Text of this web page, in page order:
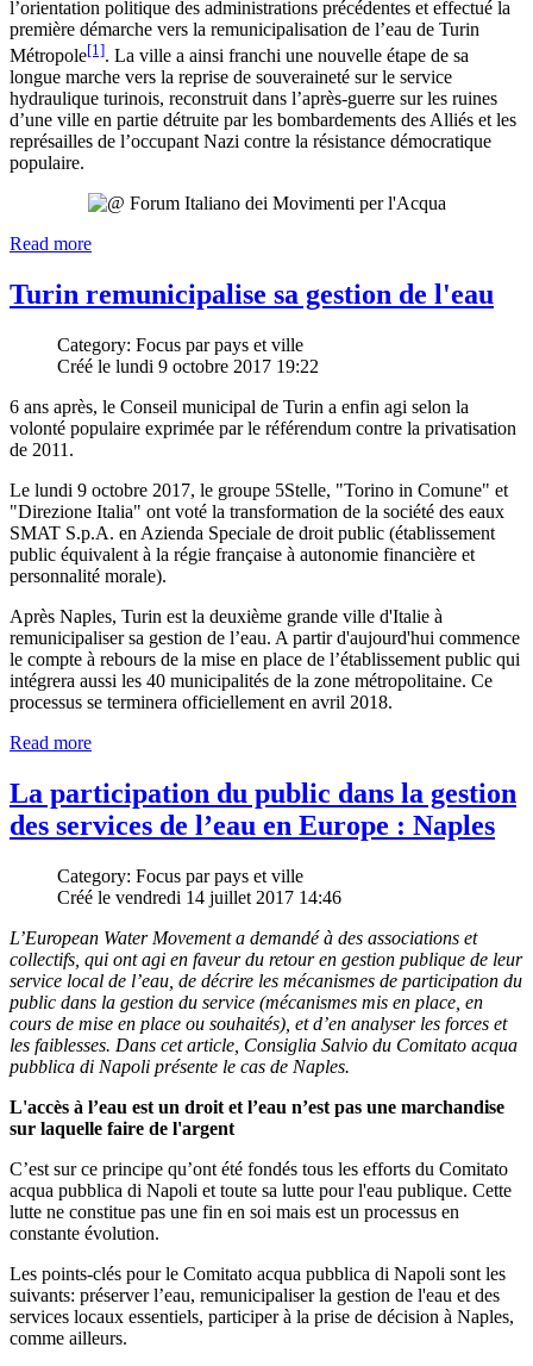
l’orientation politique des administrations précédentes et effectué la
première démarche vers la remunicipalisation de l’eau de Turin
Métropole[1]. La ville a ainsi franchi une nouvelle étape de sa
longue marche vers la reprise de souveraineté sur le service
hydraulique turinois, reconstruit dans l’après-guerre sur les ruines
d’une ville en partie détruite par les bombardements des Alliés et les
représailles de l’occupant Nazi contre la résistance démocratique
populaire.
Read more
Turin remunicipalise sa gestion de l'eau
Category: Focus par pays et ville
Créé le lundi 9 octobre 2017 19:22
6 ans après, le Conseil municipal de Turin a enfin agi selon la
volonté populaire exprimée par le référendum contre la privatisation
de 2011.
Le lundi 9 octobre 2017, le groupe 5Stelle, "Torino in Comune" et
"Direzione Italia" ont voté la transformation de la société des eaux
SMAT S.p.A. en Azienda Speciale de droit public (établissement
public équivalent à la régie française à autonomie financière et
personnalité morale).
Après Naples, Turin est la deuxième grande ville d'Italie à
remunicipaliser sa gestion de l’eau. A partir d'aujourd'hui commence
le compte à rebours de la mise en place de l’établissement public qui
intégrera aussi les 40 municipalités de la zone métropolitaine. Ce
processus se terminera officiellement en avril 2018.
Read more
La participation du public dans la gestion
des services de l’eau en Europe : Naples
Category: Focus par pays et ville
Créé le vendredi 14 juillet 2017 14:46
L’European Water Movement a demandé à des associations et
collectifs, qui ont agi en faveur du retour en gestion publique de leur
service local de l’eau, de décrire les mécanismes de participation du
public dans la gestion du service (mécanismes mis en place, en
cours de mise en place ou souhaités), et d’en analyser les forces et
les faiblesses. Dans cet article, Consiglia Salvio du Comitato acqua
pubblica di Napoli présente le cas de Naples.
L'accès à l’eau est un droit et l’eau n’est pas une marchandise
sur laquelle faire de l'argent
C’est sur ce principe qu’ont été fondés tous les efforts du Comitato
acqua pubblica di Napoli et toute sa lutte pour l'eau publique. Cette
lutte ne constitue pas une fin en soi mais est un processus en
constante évolution.
Les points-clés pour le Comitato acqua pubblica di Napoli sont les
suivants: préserver l’eau, remunicipaliser la gestion de l'eau et des
services locaux essentiels, participer à la prise de décision à Naples,
comme ailleurs.